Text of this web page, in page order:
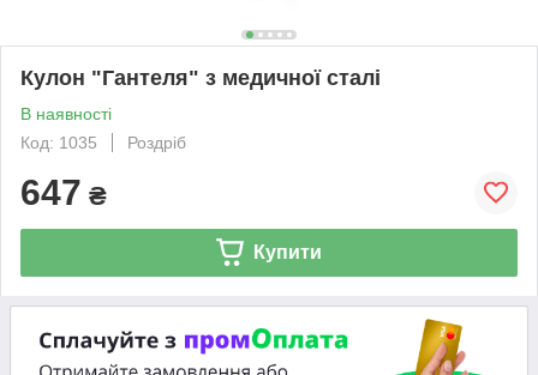
Кулон "Гантеля" з медичної сталі
В наявності
Код: 1035
Роздріб
647 ₴
Купити